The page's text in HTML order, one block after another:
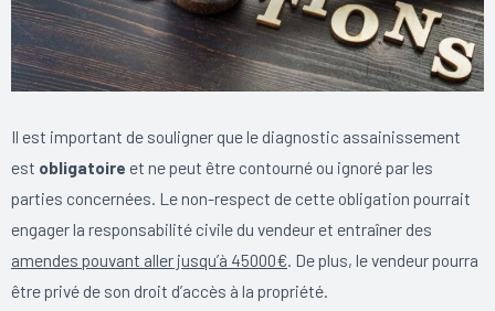
Il est important de souligner que le diagnostic assainissement
est obligatoire et ne peut être contourné ou ignoré par les
parties concernées. Le non-respect de cette obligation pourrait
engager la responsabilité civile du vendeur et entraîner des
amendes pouvant aller jusqu’à 45000€. De plus, le vendeur pourra
être privé de son droit d’accès à la propriété.